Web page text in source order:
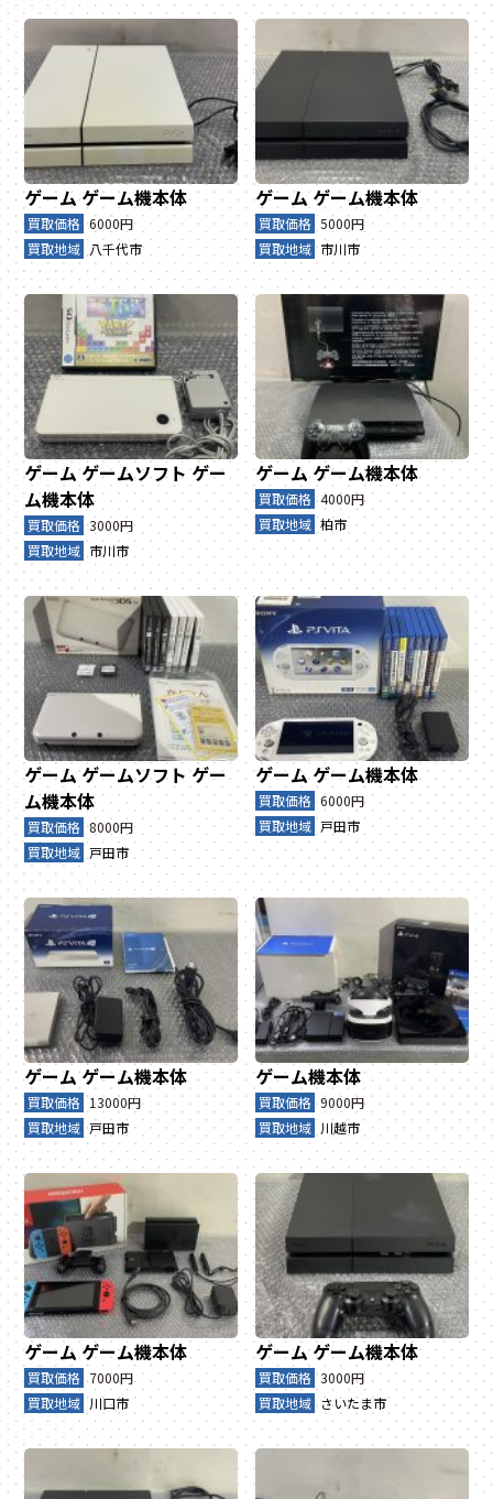
ゲーム ゲーム機本体
買取価格 6000円
買取地域 八千代市
ゲーム ゲーム機本体
買取価格 5000円
買取地域 市川市
ゲーム ゲームソフト ゲー
ム機本体
買取価格 3000円
買取地域 市川市
ゲーム ゲーム機本体
買取価格 4000円
買取地域 柏市
ゲーム ゲームソフト ゲー
ム機本体
買取価格 8000円
買取地域 戸田市
ゲーム ゲーム機本体
買取価格 6000円
買取地域 戸田市
ゲーム ゲーム機本体
買取価格 13000円
買取地域 戸田市
ゲーム機本体
買取価格 9000円
買取地域 川越市
ゲーム ゲーム機本体
買取価格 7000円
買取地域 川口市
ゲーム ゲーム機本体
買取価格 3000円
買取地域 さいたま市